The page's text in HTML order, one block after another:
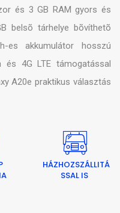
és 3 GB RAM gyors és
belsõ tárhelye bõvíthetõ
es akkumulátor hosszú
és 4G LTE támogatással
A20e praktikus választás
HÁZHOZSZÁLLITÁ
SSAL IS